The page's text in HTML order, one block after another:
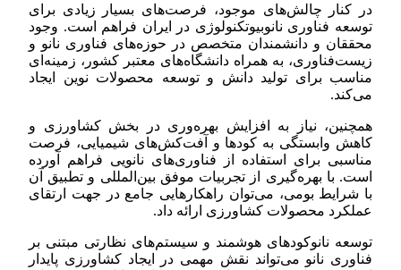
در کنار چالش‌های موجود، فرصت‌های بسیار زیادی برای
توسعه فناوری نانوبیوتکنولوژی در ایران فراهم است. وجود
محققان و دانشمندان متخصص در حوزه‌های فناوری نانو و
زیست‌فناوری، به همراه دانشگاه‌های معتبر کشور، زمینه‌ای
مناسب برای تولید دانش و توسعه محصولات نوین ایجاد
می‌کند.
همچنین، نیاز به افزایش بهره‌وری در بخش کشاورزی و
کاهش وابستگی به کودها و آفت‌کش‌های شیمیایی، فرصت
مناسبی برای استفاده از فناوری‌های نانویی فراهم آورده
است. با بهره‌گیری از تجربیات موفق بین‌المللی و تطبیق آن
با شرایط بومی، می‌توان راهکارهایی جامع در جهت ارتقای
عملکرد محصولات کشاورزی ارائه داد.
توسعه نانوکودهای هوشمند و سیستم‌های نظارتی مبتنی بر
فناوری نانو می‌تواند نقش مهمی در ایجاد کشاورزی پایدار